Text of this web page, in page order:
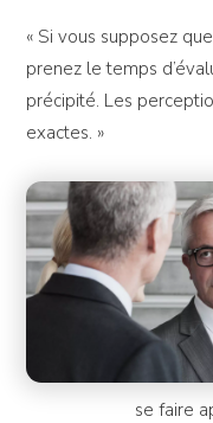
« Si vous supposez
prenez le temps
précipité. Les
exactes. »
se faire